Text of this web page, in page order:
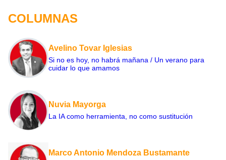
COLUMNAS
Avelino Tovar Iglesias
Si no es hoy, no habrá mañana / Un verano para
cuidar lo que amamos
Nuvia Mayorga
La IA como herramienta, no como sustitución
Marco Antonio Mendoza Bustamante